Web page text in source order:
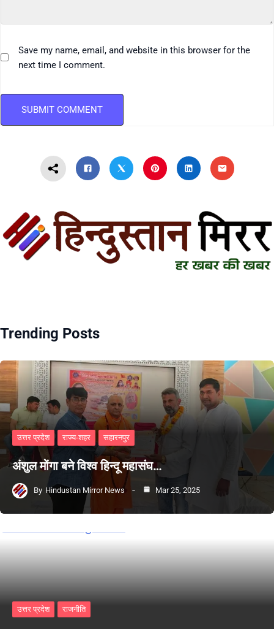
Save my name, email, and website in this browser for the
next time I comment.
Trending Posts
उत्तर प्रदेश राज्य-शहर सहारनपुर
अंशुल मोंगा बने विश्व हिन्दू महासंघ…
By Hindustan Mirror News Mar 25, 2025
उत्तर प्रदेश राजनीति